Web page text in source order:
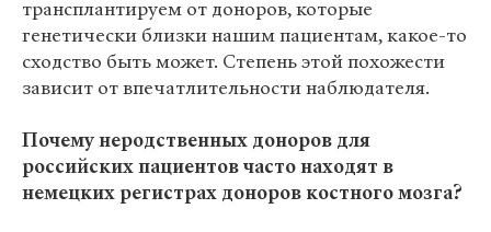
трансплантируем от доноров, которые
генетически близки нашим пациентам, какое-то
сходство быть может. Степень этой похожести
зависит от впечатлительности наблюдателя.
Почему неродственных доноров для
российских пациентов часто находят в
немецких регистрах доноров костного мозга?